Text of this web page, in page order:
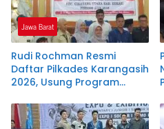
Jawa Barat
Rudi Rochman Resmi
Daftar Pilkades Karangasih
2026, Usung Program
Pendidikan, dan
Kesejahteraan Guru Ngaji